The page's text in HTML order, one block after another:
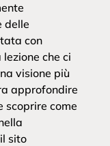
delle
con
che ci
visione più
approfondire
scoprire come
sito